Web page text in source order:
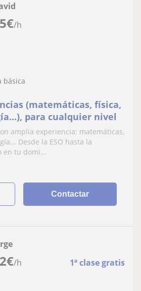
€/h
básica
(matemáticas, física,
para cualquier nivel
amplia experiencia: matemáticas,
Desde la ESO hasta la
en tu domi...
Contactar
€/h 1ª clase gratis